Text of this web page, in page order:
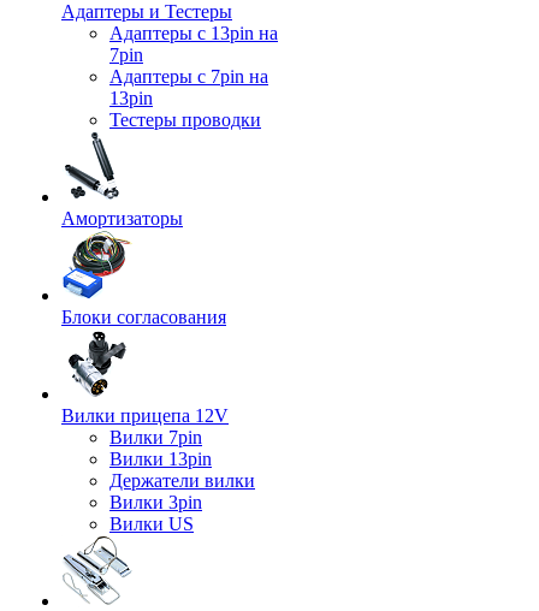
Адаптеры и Тестеры
Адаптеры с 13pin на
7pin
Адаптеры с 7pin на
13pin
Тестеры проводки
Амортизаторы
Блоки согласования
Вилки прицепа 12V
Вилки 7pin
Вилки 13pin
Держатели вилки
Вилки 3pin
Вилки US